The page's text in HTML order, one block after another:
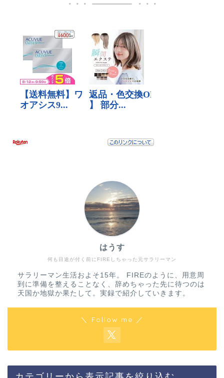
何も目途が付く前にFIREしちゃった元サラリーマン
はうす
サラリーマン生活およそ15年。 FIREのように、用意周
到に準備を整えることなく、辞めちゃった先に待つのは
天国か地獄か果たして。実録で紹介していきます。
＼ Follow me ／
カテゴリーから表示記事を絞り込む